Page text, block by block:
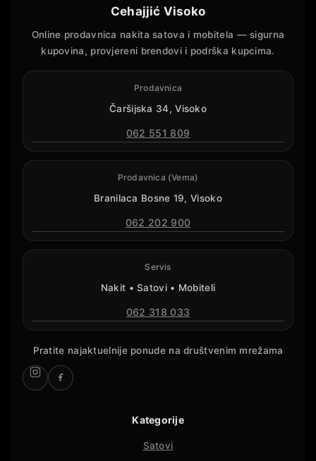
Cehajjić Visoko
Online prodavnica nakita satova i mobitela — sigurna
kupovina, provjereni brendovi i podrška kupcima.
Prodavnica
Čaršijska 34, Visoko
062 551 809
Prodavnica (Vema)
Branilaca Bosne 19, Visoko
062 202 900
Servis
Nakit • Satovi • Mobiteli
062 318 033
Pratite najaktuelnije ponude na društvenim mrežama
Kategorije
Satovi